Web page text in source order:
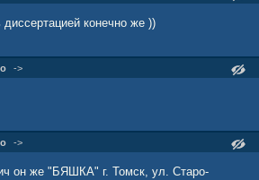
конечно же ))
->
->
он же "БЯШКА" г. Томск, ул. Старо-